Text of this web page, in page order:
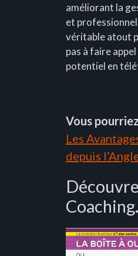
améliorant la
et
véritable atout
pas à faire
potentiel en
Vous
Les
depuis
Coaching.